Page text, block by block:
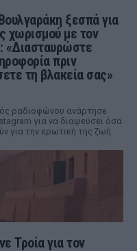
ξεσπά για
χωρισμού με τον
«Διασταυρώστε
πριν
τη βλακεία σας»
ραδιοφώνου ανάρτησε
για να διαψεύσει όσα
για την ερωτική της ζωή
Τροία για τον